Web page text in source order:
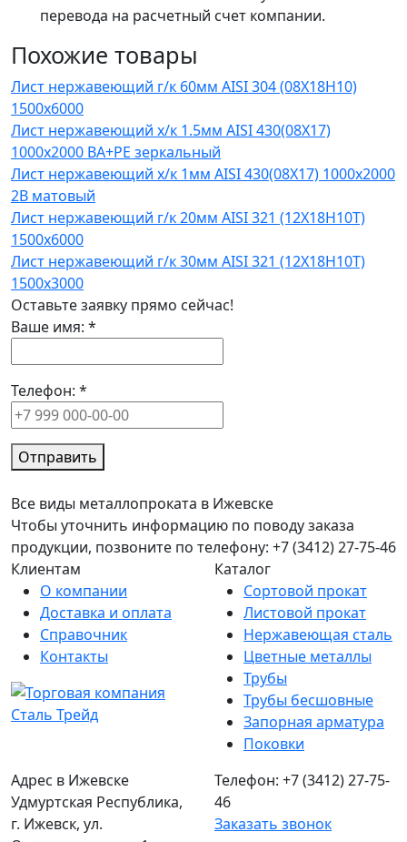
перевода на расчетный счет компании.
Похожие товары
Лист нержавеющий г/к 60мм AISI 304 (08Х18Н10)
1500х6000
Лист нержавеющий х/к 1.5мм AISI 430(08X17)
1000х2000 BA+PE зеркальный
Лист нержавеющий х/к 1мм AISI 430(08X17) 1000х2000
2B матовый
Лист нержавеющий г/к 20мм AISI 321 (12Х18Н10Т)
1500х6000
Лист нержавеющий г/к 30мм AISI 321 (12Х18Н10Т)
1500х3000
Оставьте заявку прямо сейчас!
Ваше имя: *
Телефон: *
Отправить
Все виды металлопроката в Ижевске
Чтобы уточнить информацию по поводу заказа
продукции, позвоните по телефону: +7 (3412) 27-75-46
Клиентам
О компании
Доставка и оплата
Справочник
Контакты
Каталог
Сортовой прокат
Листовой прокат
Нержавеющая сталь
Цветные металлы
Трубы
Трубы бесшовные
Запорная арматура
Поковки
Адрес в Ижевске
Удмуртская Республика,
г. Ижевск, ул.
Телефон: +7 (3412) 27-75-
46
Заказать звонок